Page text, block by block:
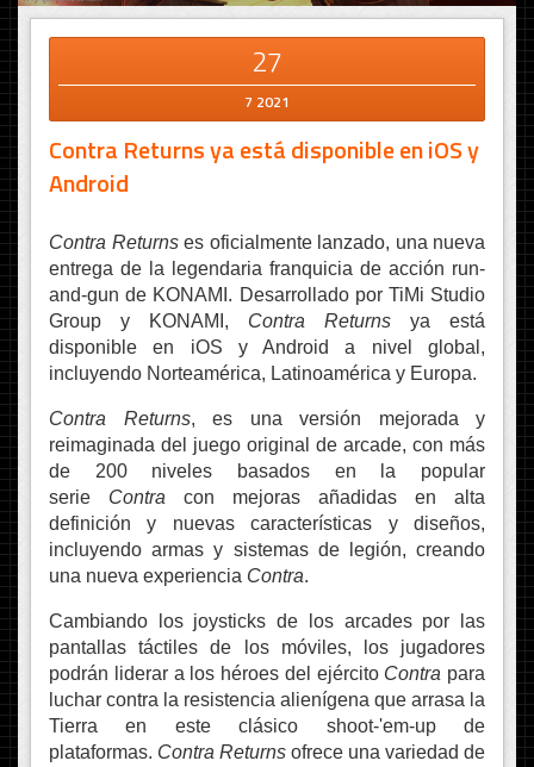
27
7 2021
Contra Returns ya está disponible en iOS y
Android
Contra Returnses oficialmente lanzado, una nueva
entrega de la legendaria franquicia de acción run-
and-gun de KONAMI. Desarrollado por TiMi Studio
Group y KONAMI, Contra Returns ya está
disponible en iOS y Android a nivel global,
incluyendo Norteamérica, Latinoamérica y Europa.
Contra Returns, es una versión mejorada y
reimaginada del juego original de arcade, con más
de 200 niveles basados en la popular
serie Contra con mejoras añadidas en alta
definición y nuevas características y diseños,
incluyendo armas y sistemas de legión, creando
una nueva experiencia Contra.
Cambiando los joysticks de los arcades por las
pantallas táctiles de los móviles, los jugadores
podrán liderar a los héroes del ejército Contra para
luchar contra la resistencia alienígena que arrasa la
Tierra en este clásico shoot-'em-up de
plataformas. Contra Returns ofrece una variedad de